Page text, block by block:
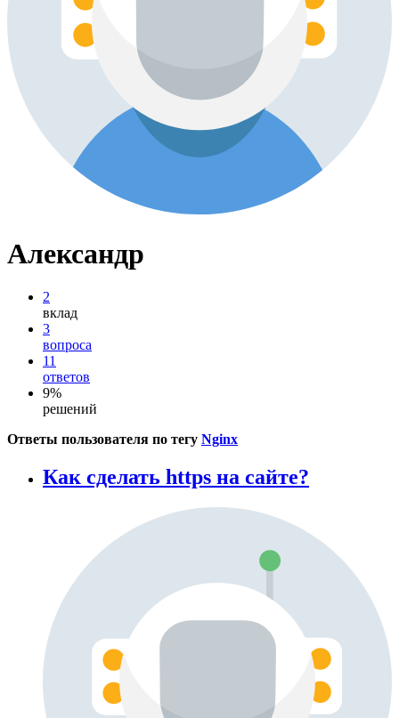
Александр
2
вклад
3
вопроса
11
ответов
9%
решений
Ответы пользователя по тегу Nginx
Как сделать https на сайте?